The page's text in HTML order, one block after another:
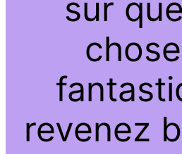
sur
revenez